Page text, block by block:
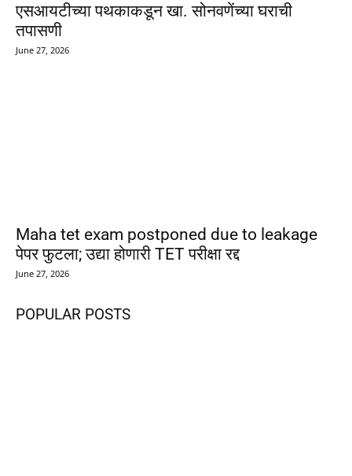
एसआयटीच्या पथकाकडून खा. सोनवणेंच्या घराची
तपासणी
June 27, 2026
Maha tet exam postponed due to leakage
पेपर फुटला; उद्या होणारी TET परीक्षा रद्द
June 27, 2026
POPULAR POSTS